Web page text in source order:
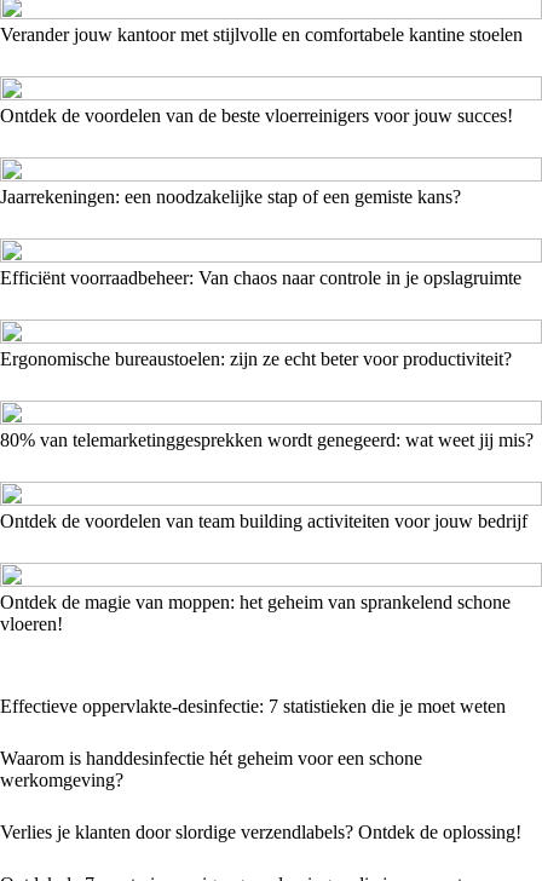
Verander jouw kantoor met stijlvolle en comfortabele kantine stoelen
Ontdek de voordelen van de beste vloerreinigers voor jouw succes!
Jaarrekeningen: een noodzakelijke stap of een gemiste kans?
Efficiënt voorraadbeheer: Van chaos naar controle in je opslagruimte
Ergonomische bureaustoelen: zijn ze echt beter voor productiviteit?
80% van telemarketinggesprekken wordt genegeerd: wat weet jij mis?
Ontdek de voordelen van team building activiteiten voor jouw bedrijf
Ontdek de magie van moppen: het geheim van sprankelend schone
vloeren!
Effectieve oppervlakte-desinfectie: 7 statistieken die je moet weten
Waarom is handdesinfectie hét geheim voor een schone
werkomgeving?
Verlies je klanten door slordige verzendlabels? Ontdek de oplossing!